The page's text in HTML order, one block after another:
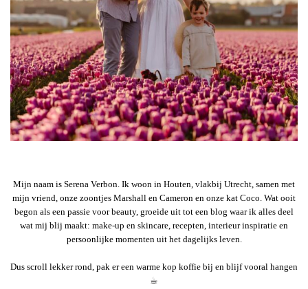
Mijn naam is Serena Verbon. Ik woon in Houten, vlakbij Utrecht, samen met
mijn vriend, onze zoontjes Marshall en Cameron en onze kat Coco. Wat ooit
begon als een passie voor beauty, groeide uit tot een blog waar ik alles deel
wat mij blij maakt: make-up en skincare, recepten, interieur inspiratie en
persoonlijke momenten uit het dagelijks leven.
Dus scroll lekker rond, pak er een warme kop koffie bij en blijf vooral hangen
☕︎